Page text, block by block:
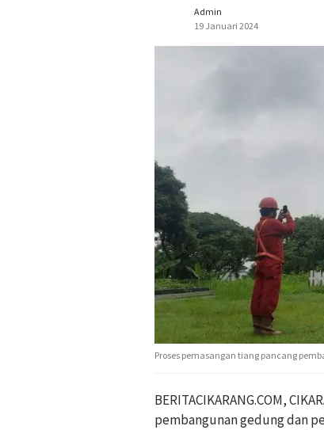
Admin
19 Januari 2024
Proses pemasangan tiang pancang
BERITACIKARANG.COM,
pembangunan gedung dan